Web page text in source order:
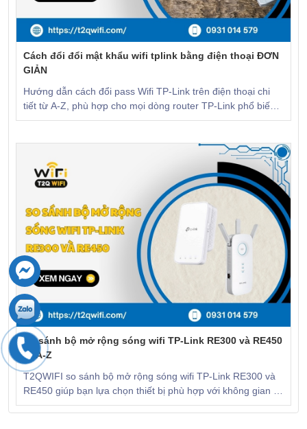
Cách đổi đổi mật khẩu wifi tplink bằng điện thoại ĐƠN
GIẢN
Hướng dẫn cách đổi pass Wifi TP-Link trên điện thoại chi
tiết từ A-Z, phù hợp cho mọi dòng router TP-Link phổ biến
hiện nay. CLICK để xem!
So sánh bộ mở rộng sóng wifi TP-Link RE300 và RE450
từ A-Z
T2QWIFI so sánh bộ mở rộng sóng wifi TP-Link RE300 và
RE450 giúp bạn lựa chọn thiết bị phù hợp với không gian và
ngân sách. KHÁM PHÁ NGAY!